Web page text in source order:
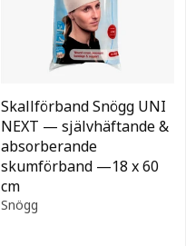
Skallförband Snögg UNI
NEXT — självhäftande &
absorberande
skumförband —18 x 60
cm
Snögg